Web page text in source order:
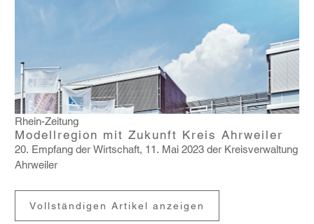
Rhein-Zeitung
Modellregion mit Zukunft Kreis Ahrweiler
20. Empfang der Wirt­schaft, 11. Mai 2023 der Kreis­ver­wal­tung
Ahrweiler
Vollständigen Artikel anzeigen